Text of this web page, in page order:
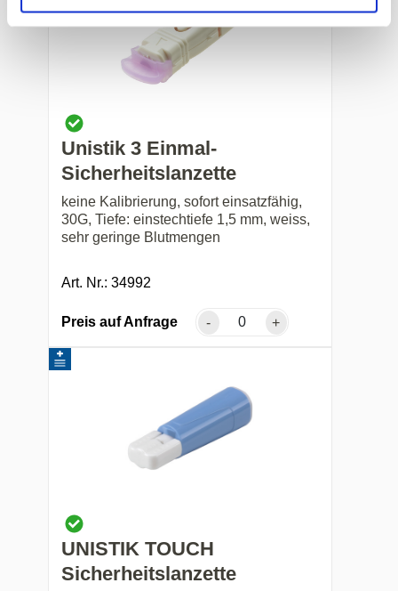
Unistik 3 Einmal-
Sicherheitslanzette
keine Kalibrierung, sofort einsatzfähig,
30G, Tiefe: einstechtiefe 1,5 mm, weiss,
sehr geringe Blutmengen
Art. Nr.: 34992
Preis auf Anfrage - +
UNISTIK TOUCH
Sicherheitslanzette